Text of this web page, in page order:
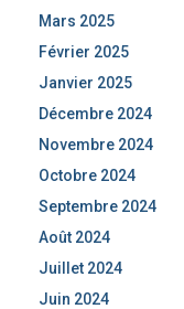
Mars 2025
Février 2025
Janvier 2025
Décembre 2024
Novembre 2024
Octobre 2024
Septembre 2024
Août 2024
Juillet 2024
Juin 2024